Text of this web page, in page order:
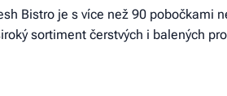
Bistro je s více než 90 pobočkami
sortiment čerstvých i balených